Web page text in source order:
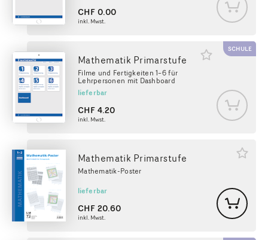
CHF0.00
inkl. Mwst.
SCHULE
Mathematik Primarstufe
Filme und Fertigkeiten 1–6 für
Lehrpersonen mit Dashboard
lieferbar
CHF4.20
inkl. Mwst.
Mathematik Primarstufe
Mathematik-Poster
lieferbar
CHF20.60
inkl. Mwst.